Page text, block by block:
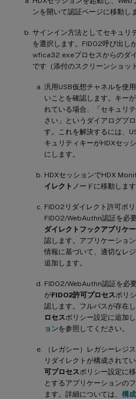
ンを開いて認証ページに移動し
サインイン方法としてセキュリ
を選択します。FIDO2呼び出し
wfica32.exeプロセスからのダ
です（添付のスクリーンショッ
汎用USB仮想チャネルを使
いことを確認します。キー
れている場合、「セキュリ
さい」というダイアログプ
す。これを解決するには、
キュリティキーがHDXセッ
にします。
HDXセッションでHDX
イレクト ノードに移動します
FIDO2リダイレクト許可ポ
FIDO2/WebAuthn認証を必
ダイレクトフックアプリケ
認します。アプリケーショ
情報に基づいて、適切なレ
追加します。
FIDO2/WebAuthn認証を必
がFIDO2許可プロセスポリ
認します。フルパスが存在
ロセスポリシー設定に追加
ョンを参照してください。
（レガシー）レガシーレジ
リダイレクトが構成されて
可プロセスポリシー設定に
とするアプリケーションの
ます。詳細については、 構